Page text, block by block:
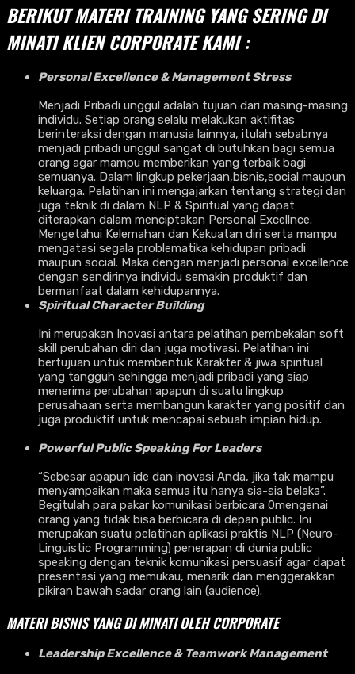
BERIKUT MATERI TRAINING YANG SERING DI
MINATI KLIEN CORPORATE KAMI :
Personal Excellence & Management Stress
Menjadi Pribadi unggul adalah tujuan dari masing-masing
individu. Setiap orang selalu melakukan aktifitas
berinteraksi dengan manusia lainnya, itulah sebabnya
menjadi pribadi unggul sangat di butuhkan bagi semua
orang agar mampu memberikan yang terbaik bagi
semuanya. Dalam lingkup pekerjaan,bisnis,social maupun
keluarga. Pelatihan ini mengajarkan tentang strategi dan
juga teknik di dalam NLP & Spiritual yang dapat
diterapkan dalam menciptakan Personal Excellnce.
Mengetahui Kelemahan dan Kekuatan diri serta mampu
mengatasi segala problematika kehidupan pribadi
maupun social. Maka dengan menjadi personal excellence
dengan sendirinya individu semakin produktif dan
bermanfaat dalam kehidupannya.
Spiritual Character Building
Ini merupakan Inovasi antara pelatihan pembekalan soft
skill perubahan diri dan juga motivasi. Pelatihan ini
bertujuan untuk membentuk Karakter & jiwa spiritual
yang tangguh sehingga menjadi pribadi yang siap
menerima perubahan apapun di suatu lingkup
perusahaan serta membangun karakter yang positif dan
juga produktif untuk mencapai sebuah impian hidup.
Powerful Public Speaking For Leaders
“Sebesar apapun ide dan inovasi Anda, jika tak mampu
menyampaikan maka semua itu hanya sia-sia belaka”.
Begitulah para pakar komunikasi berbicara 0mengenai
orang yang tidak bisa berbicara di depan public. Ini
merupakan suatu pelatihan aplikasi praktis NLP (Neuro-
Linguistic Programming) penerapan di dunia public
speaking dengan teknik komunikasi persuasif agar dapat
presentasi yang memukau, menarik dan menggerakkan
pikiran bawah sadar orang lain (audience).
MATERI BISNIS YANG DI MINATI OLEH CORPORATE
Leadership Excellence & Teamwork Management